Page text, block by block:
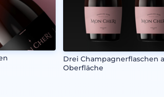
Drei Champagnerflaschen
Oberfläche